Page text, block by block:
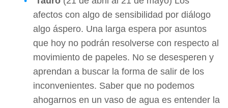
afectos con algo de sensibilidad por diálogo
algo áspero. Una larga espera por asuntos
que hoy no podrán resolverse con respecto al
movimiento de papeles. No se desesperen y
aprendan a buscar la forma de salir de los
inconvenientes. Saber que no podemos
ahogarnos en un vaso de agua es entender la